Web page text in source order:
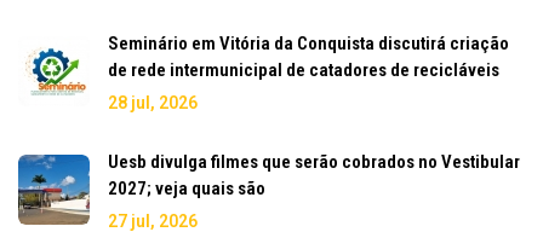
Seminário em Vitória da Conquista discutirá criação
de rede intermunicipal de catadores de recicláveis
28 jul, 2026
Uesb divulga filmes que serão cobrados no Vestibular
2027; veja quais são
27 jul, 2026